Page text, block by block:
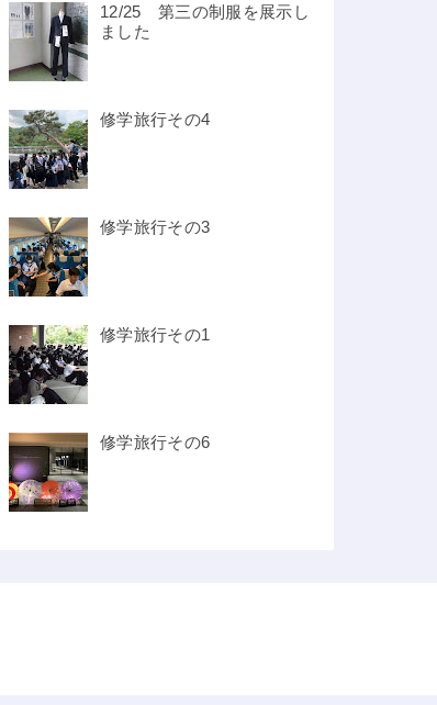
12/25 第三の制服を展示し
ました
修学旅行その4
修学旅行その3
修学旅行その1
修学旅行その6